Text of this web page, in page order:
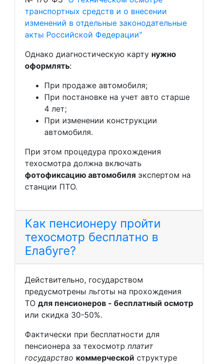
транспортных средств и о внесении
изменений в отдельные законодательные
акты Российской Федерации"
Однако диагностическую карту нужно
оформлять:
При продаже автомобиля;
При постановке на учет авто старше
4 лет;
При изменении конструкции
автомобиля.
При этом процедура прохождения
техосмотра должна включать
фотофиксацию автомобиля экспертом на
станции ПТО.
Как пенсионеру пройти
техосмотр бесплатно в
Елабуге?
Действительно, государством
предусмотрены льготы на прохождения
ТО для пенсионеров - бесплатный осмотр
или скидка 30-50%.
Фактически при бесплатности для
пенсионера за техосмотр платит
государство коммерческой структуре